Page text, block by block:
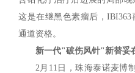
这是在继黑色素瘤后，
通道资格。
新一代"破伤风针"新替妥
2月11日，珠海泰诺麦博